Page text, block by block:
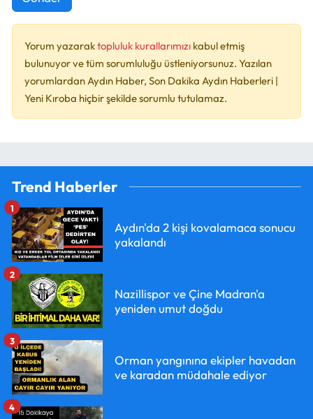
Yorum yazaraktopluluk kurallarımızı kabul etmiş
bulunuyor ve tüm sorumluluğu üstleniyorsunuz. Yazılan
yorumlardan Aydın Haber, Son Dakika Aydın Haberleri |
Yeni Kıroba hiçbir şekilde sorumlu tutulamaz.
Trend Haberler
Aydın'da 2 kişi kovalamaca sonucu
yakalandı
1
Nazillispor ve Çine Madran'a
yeniden umut doğdu
2
Orman yangınına ekipler havadan
ve karadan müdahale ediyor
3
4